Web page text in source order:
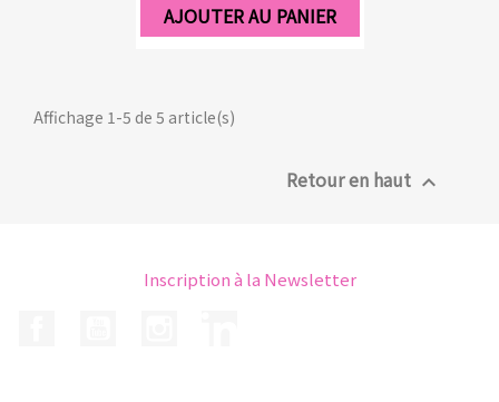
AJOUTER AU PANIER
Affichage 1-5 de 5 article(s)
Retour en haut 
Inscription à la Newsletter